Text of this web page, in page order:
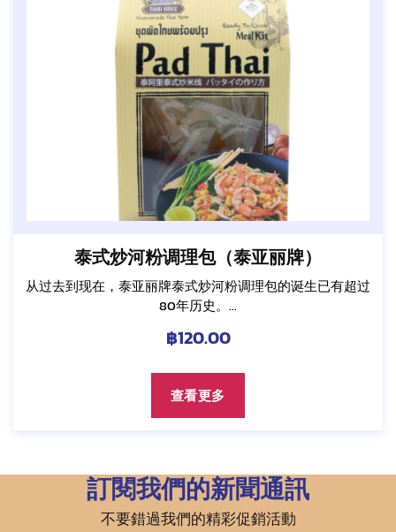
泰式炒河粉调理包（泰亚丽牌）
从过去到现在，泰亚丽牌泰式炒河粉调理包的诞生已有超过
80年历史。...
฿120.00
查看更多
訂閱我們的新聞通訊
不要錯過我們的精彩促銷活動